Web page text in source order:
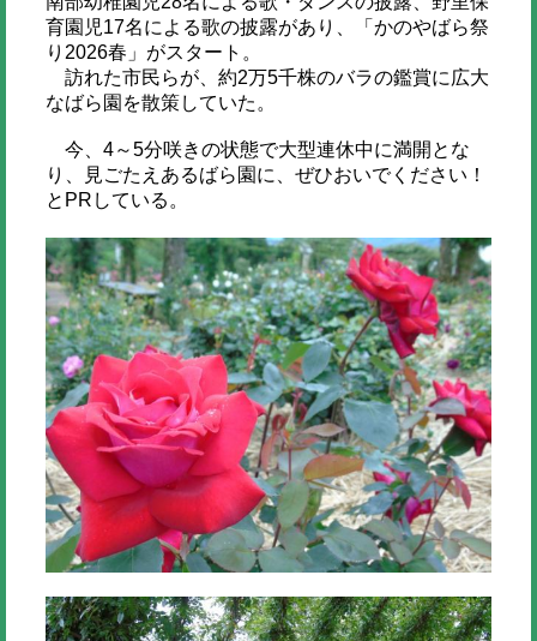
育園児17名による歌の披露があり、「かのやばら祭
り2026春」がスタート。
訪れた市民らが、約2万5千株のバラの鑑賞に広大
なばら園を散策していた。
今、4～5分咲きの状態で大型連休中に満開とな
り、見ごたえあるばら園に、ぜひおいでください！
とPRしている。